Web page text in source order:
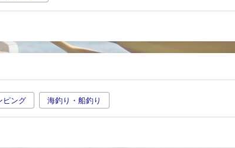
ピング 海釣り・船釣り